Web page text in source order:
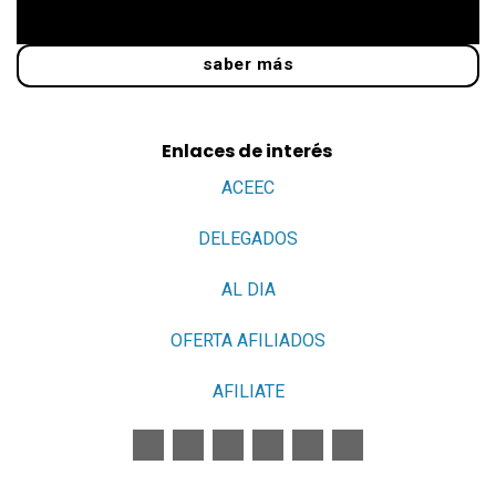
saber más
Enlaces de interés
ACEEC
DELEGADOS
AL DIA
OFERTA AFILIADOS
AFILIATE